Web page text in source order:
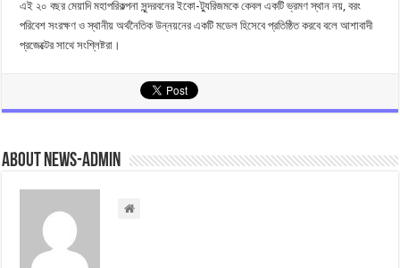
এই ২০ বছর মেয়াদি মহাপরিকল্পনা সুন্দরবনের ইকো-ট্যুরিজমকে কেবল একটি ভ্রমণ স্থান নয়, বরং
পরিবেশ সংরক্ষণ ও স্থানীয় অর্থনৈতিক উন্নয়নের একটি মডেল হিসেবে প্রতিষ্ঠিত করবে বলে আশাবাদী
প্রজেক্টের সাথে সংশ্লিষ্টরা।
About news-admin